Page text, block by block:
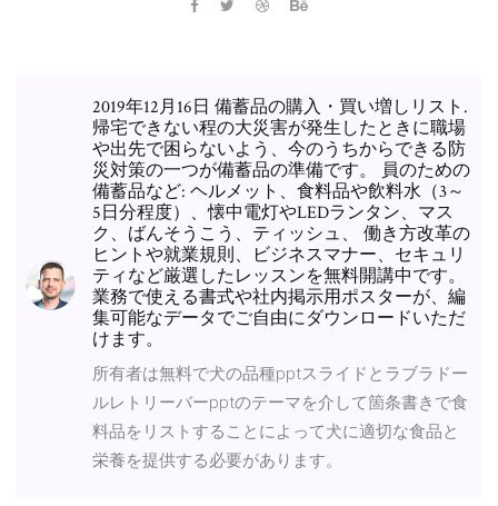
2019年12月16日 備蓄品の購入・買い増しリスト.
帰宅できない程の大災害が発生したときに職場
や出先で困らないよう、今のうちからできる防
災対策の一つが備蓄品の準備です。 員のための
備蓄品など: ヘルメット、食料品や飲料水（3～
5日分程度）、懐中電灯やLEDランタン、マス
ク、ばんそうこう、ティッシュ、 働き方改革の
ヒントや就業規則、ビジネスマナー、セキュリ
ティなど厳選したレッスンを無料開講中です。
業務で使える書式や社内掲示用ポスターが、編
集可能なデータでご自由にダウンロードいただ
けます。
所有者は無料で犬の品種pptスライドとラブラドー
ルレトリーバーpptのテーマを介して箇条書きで食
料品をリストすることによって犬に適切な食品と
栄養を提供する必要があります。